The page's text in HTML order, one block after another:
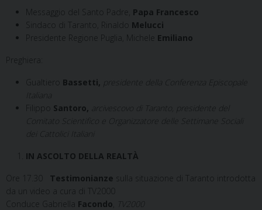
Messaggio del Santo Padre, Papa Francesco
Sindaco di Taranto, Rinaldo Melucci
Presidente Regione Puglia, Michele Emiliano
Preghiera:
Gualtiero Bassetti,
presidente della Conferenza Episcopale
Filippo Santoro,
Comitato Scientifico e Organizzatore delle Settimane Sociali
IN ASCOLTO DELLA REALTÀ
Ore 17.30
Testimonianze sulla situazione di Taranto introdotta
da un video a cura di TV2000
Conduce Gabriella Facondo
TV2000